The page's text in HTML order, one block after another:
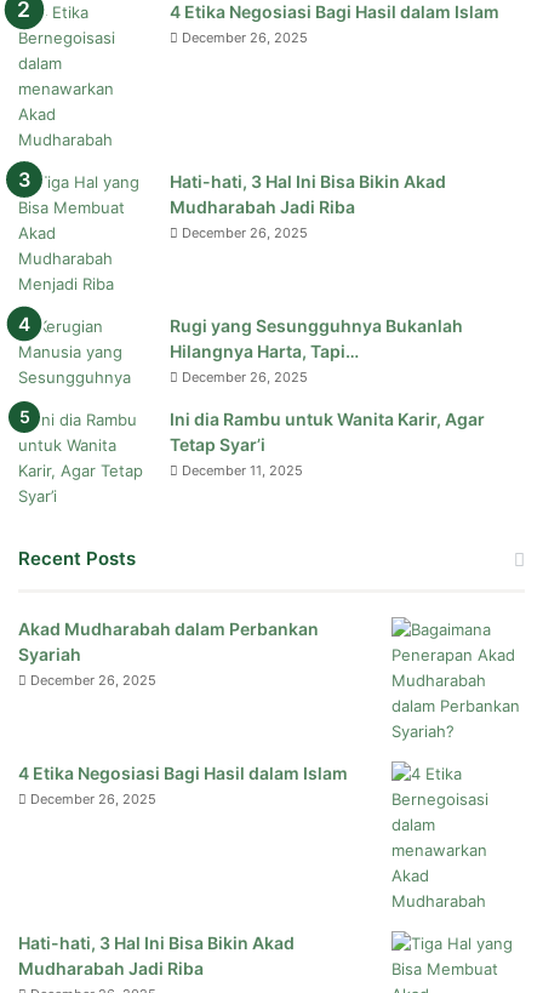
4 Etika Negosiasi Bagi Hasil dalam Islam
December 26, 2025
Hati-hati, 3 Hal Ini Bisa Bikin Akad
Mudharabah Jadi Riba
December 26, 2025
Rugi yang Sesungguhnya Bukanlah
Hilangnya Harta, Tapi…
December 26, 2025
Ini dia Rambu untuk Wanita Karir, Agar
Tetap Syar’i
December 11, 2025
Recent Posts
Akad Mudharabah dalam Perbankan
Syariah
December 26, 2025
4 Etika Negosiasi Bagi Hasil dalam Islam
December 26, 2025
Hati-hati, 3 Hal Ini Bisa Bikin Akad
Mudharabah Jadi Riba